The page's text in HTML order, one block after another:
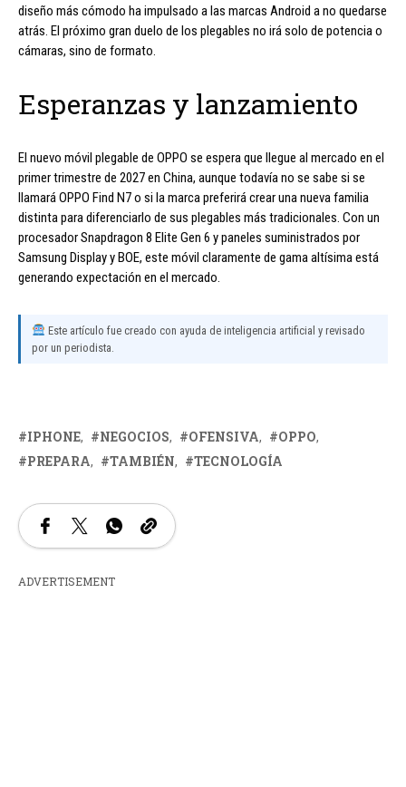
diseño más cómodo ha impulsado a las marcas Android a no quedarse
atrás. El próximo gran duelo de los plegables no irá solo de potencia o
cámaras, sino de formato.
Esperanzas y lanzamiento
El nuevo móvil plegable de OPPO se espera que llegue al mercado en el
primer trimestre de 2027 en China, aunque todavía no se sabe si se
llamará OPPO Find N7 o si la marca preferirá crear una nueva familia
distinta para diferenciarlo de sus plegables más tradicionales. Con un
procesador Snapdragon 8 Elite Gen 6 y paneles suministrados por
Samsung Display y BOE, este móvil claramente de gama altísima está
generando expectación en el mercado.
Este artículo fue creado con ayuda de inteligencia artificial y revisado
por un periodista.
IPHONE NEGOCIOS OFENSIVA
OPPO
PREPARA
TAMBIÉN TECNOLOGÍA
ADVERTISEMENT